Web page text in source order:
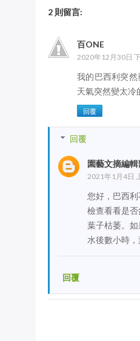
2 則留言:
百ONE
2020年12月30日
我的巴西利突
天氣突然變太冷
回覆
回覆
園藝文摘編輯
2021年1月4日
您好，巴西
檢查看看是
葉子枯萎。
水後數小時，
回覆